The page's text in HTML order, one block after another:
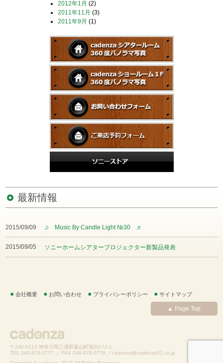
2012年1月 (2)
2011年11月 (3)
2011年9月 (1)
最新情報
2015/09/09 ♫ Music By Candle Light №30 ♬
2015/09/05 ソニーホームシアタープロジェクター新製品発表
会社概要 お問い合わせ プライバシーポリシー サイトマップ
▲ Page Top
〒240-0112 神奈川県三浦郡葉山町堀内172-1
TEL 046-876-0777 ／ FAX 046-876-0778 ／cadenza@cadenza01.co.jp